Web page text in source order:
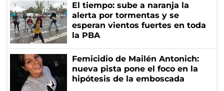
El tiempo: sube a naranja la
alerta por tormentas y se
esperan vientos fuertes en toda
la PBA
Femicidio de Mailén Antonich:
nueva pista pone el foco en la
hipótesis de la emboscada